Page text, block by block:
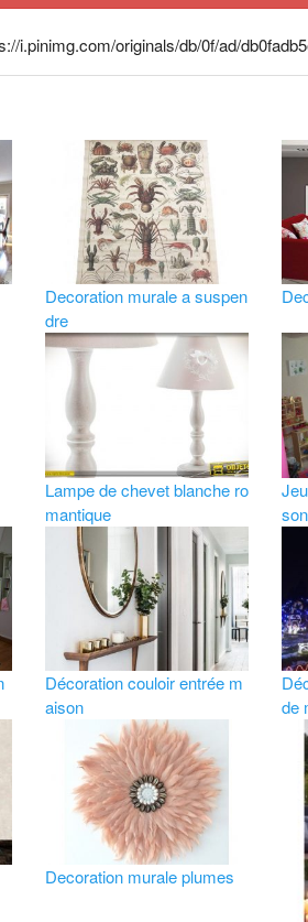
i.pinimg.com/originals/db/0f/ad/
Decoration murale a suspen
dre
Lampe de chevet blanche ro
mantique
son
Décoration couloir entrée m
aison
de
Decoration murale plumes